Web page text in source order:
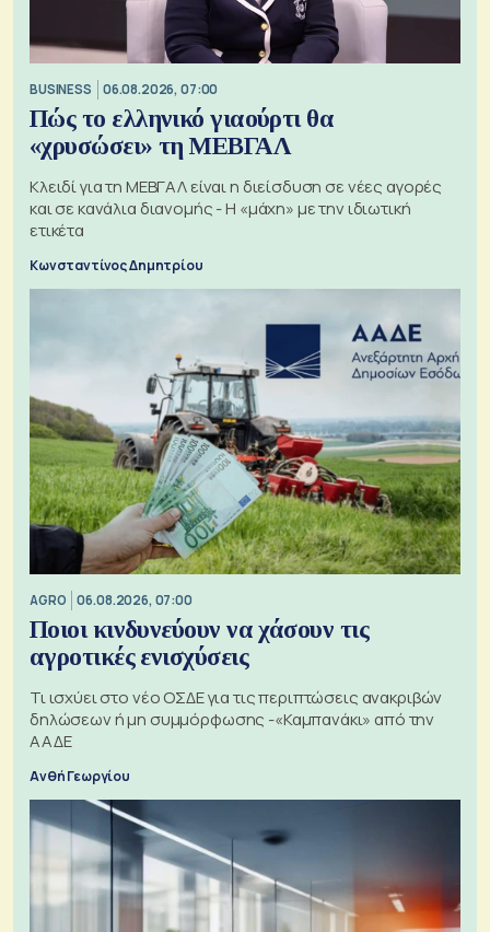
BUSINESS 06.08.2026, 07:00
Πώς το ελληνικό γιαούρτι θα
«χρυσώσει» τη ΜΕΒΓΑΛ
Κλειδί για τη ΜΕΒΓΑΛ είναι η διείσδυση σε νέες αγορές
και σε κανάλια διανομής - Η «μάχη» με την ιδιωτική
ετικέτα
Κωνσταντίνος Δημητρίου
AGRO 06.08.2026, 07:00
Ποιοι κινδυνεύουν να χάσουν τις
αγροτικές ενισχύσεις
Τι ισχύει στο νέο ΟΣΔΕ για τις περιπτώσεις ανακριβών
δηλώσεων ή μη συμμόρφωσης -«Καμπανάκι» από την
ΑΑΔΕ
Ανθή Γεωργίου